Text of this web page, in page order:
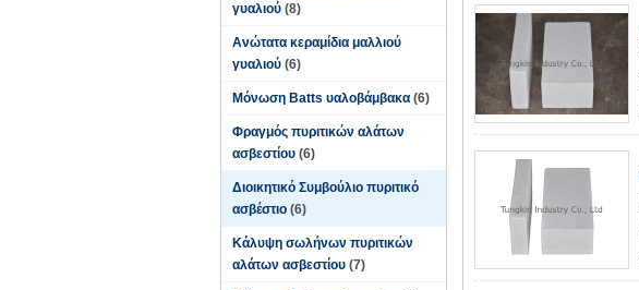
γυαλιού (8)
Ανώτατα κεραμίδια μαλλιού
γυαλιού (6)
Μόνωση Batts υαλοβάμβακα (6)
Φραγμός πυριτικών αλάτων
ασβεστίου (6)
Διοικητικό Συμβούλιο πυριτικό
ασβέστιο (6)
Κάλυψη σωλήνων πυριτικών
αλάτων ασβεστίου (7)